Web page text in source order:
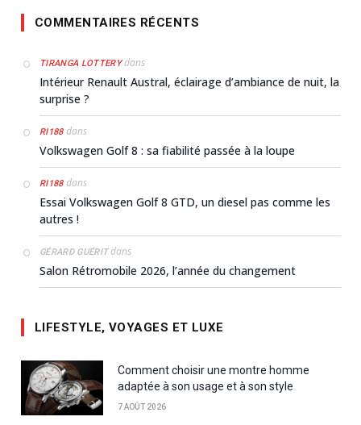
COMMENTAIRES RÉCENTS
TIRANGA LOTTERYdans
Intérieur Renault Austral, éclairage d’ambiance de nuit, la
surprise ?
RI188dans
Volkswagen Golf 8 : sa fiabilité passée à la loupe
RI188dans
Essai Volkswagen Golf 8 GTD, un diesel pas comme les
autres !
GÉRARD GUÉRITdans
Salon Rétromobile 2026, l’année du changement
LIFESTYLE, VOYAGES ET LUXE
Comment choisir une montre homme
adaptée à son usage et à son style
7 AOÛT 2026